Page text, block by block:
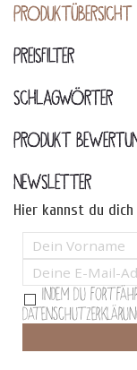
PRODUKTÜBERSICHT
PREISFILTER
SCHLAGWÖRTER
PRODUKT
NEWSLETTER
Hier kannst du
Indem Du